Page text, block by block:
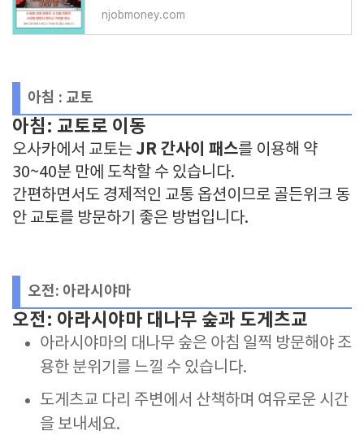
njobmoney.com
아침 : 교토
아침: 교토로 이동
오사카에서 교토는 JR 간사이 패스를 이용해 약
30~40분 만에 도착할 수 있습니다.
간편하면서도 경제적인 교통 옵션이므로 골든위크 동
안 교토를 방문하기 좋은 방법입니다.
오전: 아라시야마
오전: 아라시야마 대나무 숲과 도게츠교
아라시야마의 대나무 숲은 아침 일찍 방문해야 조
용한 분위기를 느낄 수 있습니다.
도게츠교 다리 주변에서 산책하며 여유로운 시간
을 보내세요.